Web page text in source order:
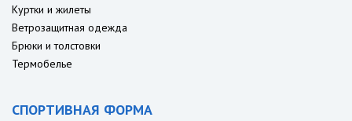
Куртки и жилеты
Ветрозащитная одежда
Брюки и толстовки
Термобелье
СПОРТИВНАЯ ФОРМА